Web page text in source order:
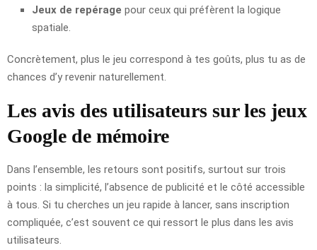
Jeux de repérage pour ceux qui préfèrent la logique
spatiale.
Concrètement, plus le jeu correspond à tes goûts, plus tu as de
chances d’y revenir naturellement.
Les avis des utilisateurs sur les jeux
Google de mémoire
Dans l’ensemble, les retours sont positifs, surtout sur trois
points : la simplicité, l’absence de publicité et le côté accessible
à tous. Si tu cherches un jeu rapide à lancer, sans inscription
compliquée, c’est souvent ce qui ressort le plus dans les avis
utilisateurs.